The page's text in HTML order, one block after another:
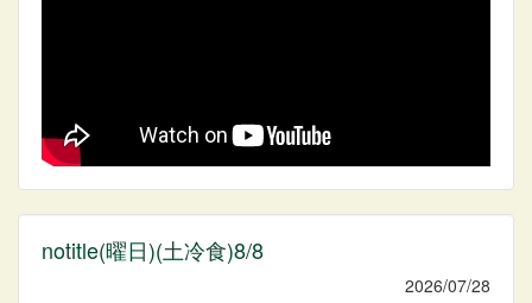
notitle(曜日)(土冷食)8/8
2026/07/28